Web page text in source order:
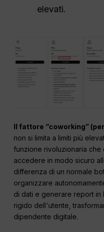
elevati.
Il fattore “coworking”
non si limita a limiti più
funzione rivoluzionaria che
accedere in modo sicuro
differenza di un normale
organizzare
di dati e generare report in
rigido dell'utente,
dipendente digitale.